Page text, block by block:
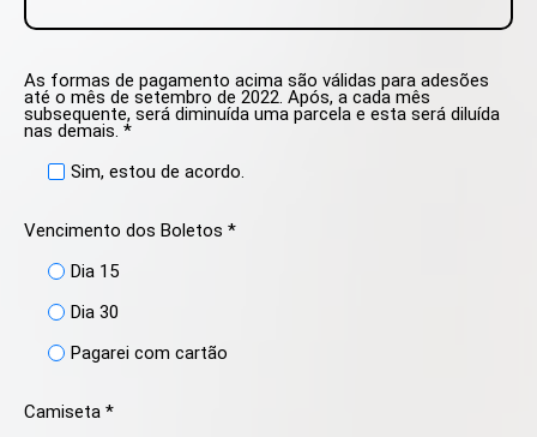
As formas de pagamento acima são válidas para adesões
até o mês de setembro de 2022. Após, a cada mês
subsequente, será diminuída uma parcela e esta será diluída
nas demais. *
Sim, estou de acordo.
Vencimento dos Boletos *
Dia 15
Dia 30
Pagarei com cartão
Camiseta *